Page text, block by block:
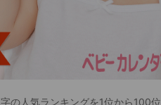
の人気ランキングを1位から100位